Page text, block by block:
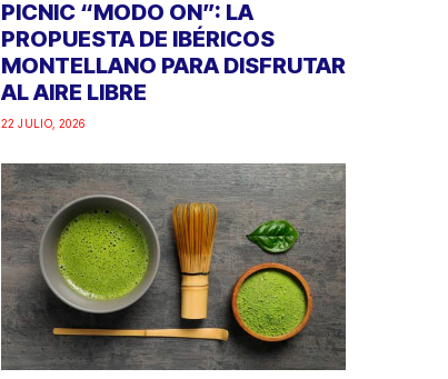
PICNIC “MODO ON”: LA
PROPUESTA DE IBÉRICOS
MONTELLANO PARA DISFRUTAR
AL AIRE LIBRE
22 JULIO, 2026